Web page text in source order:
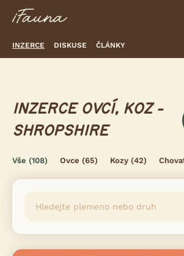
INZERCE DISKUSE ČLÁNKY
INZERCE OVCÍ, KOZ -
SHROPSHIRE
Vše (108) Ovce (65) Kozy (42)